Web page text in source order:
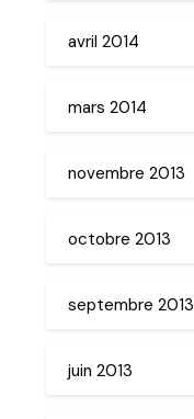
avril 2014
mars 2014
novembre 2013
octobre 2013
septembre 2013
juin 2013